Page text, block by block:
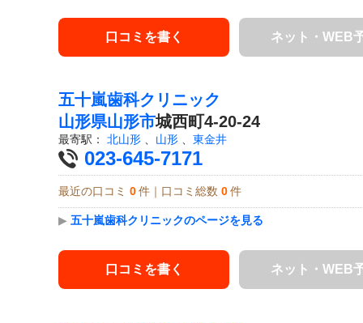
口コミを書く ネット・WEB
五十嵐歯科クリニック
山形県山形市城西町4-20-24
最寄駅： 北山形 山形 東金井
023-645-7171
最近の口コミ 0 件｜口コミ総数 0 件
▶ 五十嵐歯科クリニックのページを見る
口コミを書く ネット・WEB